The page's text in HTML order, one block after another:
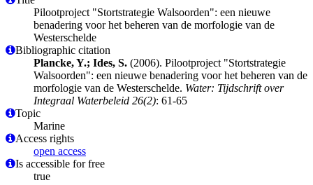
Pilootproject "Stortstrategie Walsoorden": een nieuwe
benadering voor het beheren van de morfologie van de
Westerschelde
Bibliographic citation
Plancke, Y.; Ides, S. (2006). Pilootproject "Stortstrategie
Walsoorden": een nieuwe benadering voor het beheren van de
morfologie van de Westerschelde. Water: Tijdschrift over
Integraal Waterbeleid 26(2): 61-65
Topic
Marine
Access rights
open access
Is accessible for free
true